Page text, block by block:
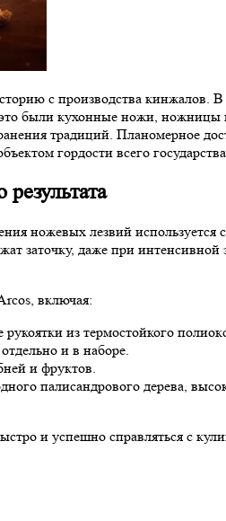
с производства
были кухонные ножи,
традиций. Планомерное
гордости всего
ножевых лезвий
заточку, даже при
включая:
из термостойкого
и в наборе.
и фруктов.
палисандрового дерева,
и успешно справляться с